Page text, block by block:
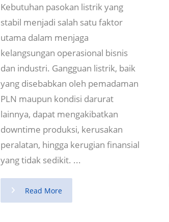
Kebutuhan pasokan listrik yang
stabil menjadi salah satu faktor
utama dalam menjaga
kelangsungan operasional bisnis
dan industri. Gangguan listrik, baik
yang disebabkan oleh pemadaman
PLN maupun kondisi darurat
lainnya, dapat mengakibatkan
downtime produksi, kerusakan
peralatan, hingga kerugian finansial
yang tidak sedikit. ...
Read More